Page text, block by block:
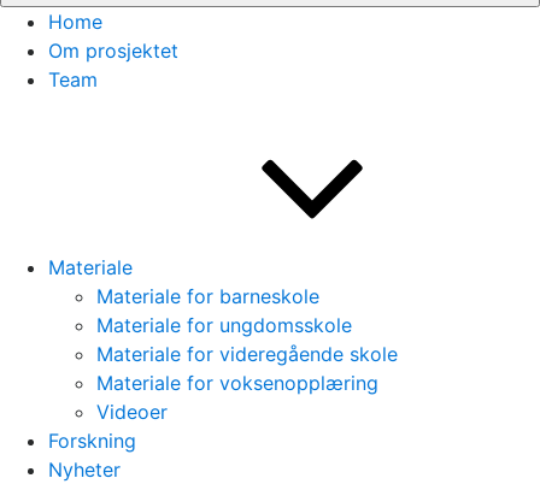
Home
Om prosjektet
Team
Materiale
Materiale for barneskole
Materiale for ungdomsskole
Materiale for videregående skole
Materiale for voksenopplæring
Videoer
Forskning
Nyheter